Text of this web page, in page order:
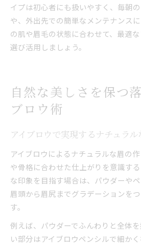
イプは初心者にも扱いやすく、毎朝
や、外出先での簡単なメンテナンス
の肌や眉毛の状態に合わせて、最適
選び活用しましょう。
自然な美しさを保つ
ブロウ術
アイブロウで実現するナチュラ
アイブロウによるナチュラルな眉の
や骨格に合わせた仕上がりを意識す
な印象を目指す場合は、パウダーやペ
眉頭から眉尻までグラデーションを
す。
例えば、パウダーでふんわりと全体
い部分はアイブロウペンシルで細か